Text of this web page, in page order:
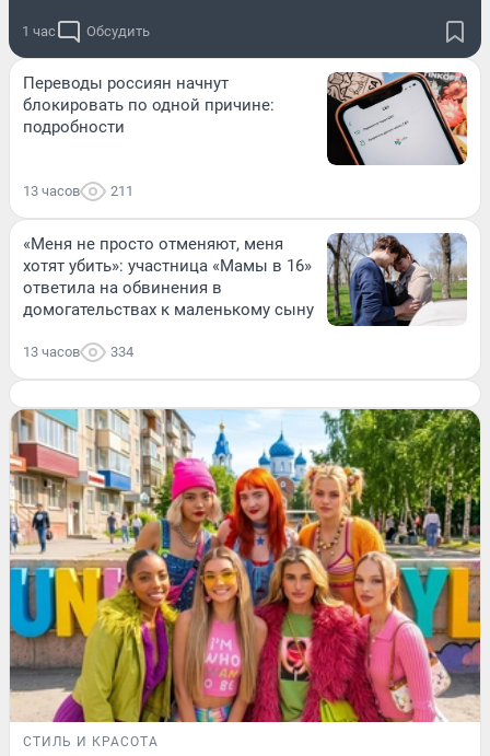
1 час Обсудить
Переводы россиян начнут
блокировать по одной причине:
подробности
13 часов 211
«Меня не просто отменяют, меня
хотят убить»: участница «Мамы в 16»
ответила на обвинения в
домогательствах к маленькому сыну
13 часов 334
СТИЛЬ И КРАСОТА